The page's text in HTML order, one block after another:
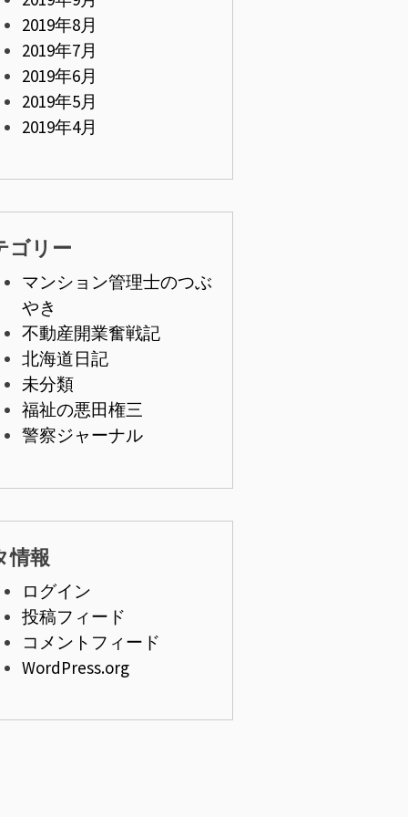
2019年8月
2019年7月
2019年6月
2019年5月
2019年4月
ゴリー
マンション管理士のつぶ
やき
不動産開業奮戦記
北海道日記
未分類
福祉の悪田権三
警察ジャーナル
情報
ログイン
投稿フィード
コメントフィード
WordPress.org